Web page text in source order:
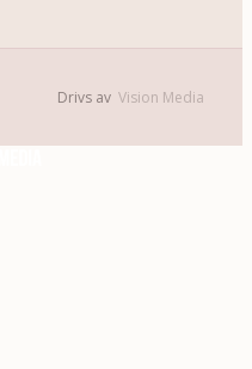
Drivs av Vision Media